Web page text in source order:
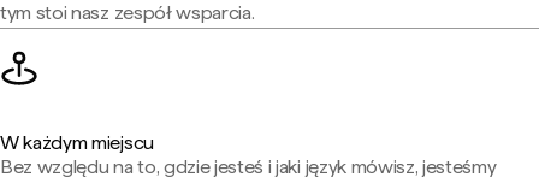
tym stoi nasz zespół wsparcia.
W każdym miejscu
Bez względu na to, gdzie jesteś i jaki język mówisz, jesteśmy